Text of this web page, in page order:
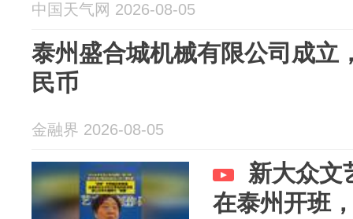
中国天气网 2026-08-05
泰州盛合城机械有限公司成立
民币
金融界 2026-08-05
新大众文
在泰州开班